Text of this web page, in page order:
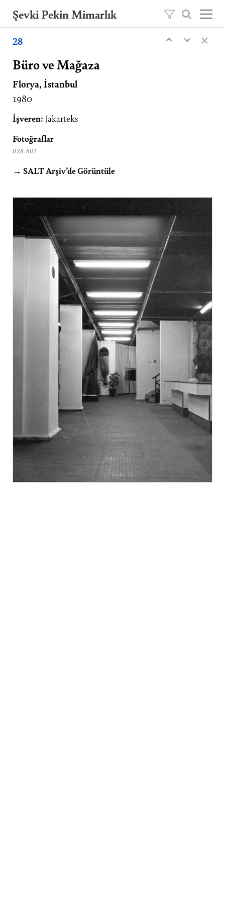
Şevki Pekin Mimarlık
mimarlık ofisini, 2020 yılından itibaren oğlu
Ömer Pekin yönetmektedir.
Projeler
Hakkımızda
Yayınlar
28 ‹
‹ ×
Büro ve Mağaza
Florya, İstanbul
1980
İşveren: Jakarteks
Fotoğraflar
028-601
→ SALT Arşiv’de Görüntüle